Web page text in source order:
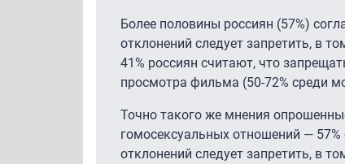
Более половины россиян (57%)
отклонений следует запретить, в
41% россиян считают, что
просмотра фильма (50-72% среди
Точно такого же мнения
гомосексуальных отношений —
отклонений следует запретить, в